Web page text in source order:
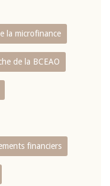
la microfinance
de la BCEAO
financiers